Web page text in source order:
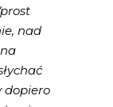
nad
dopiero